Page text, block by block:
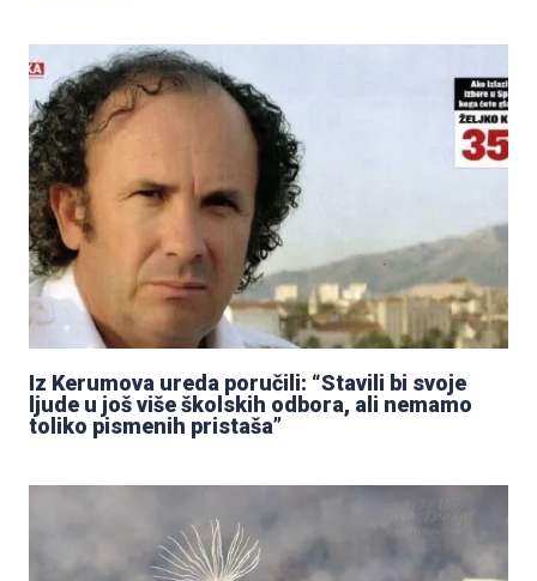
Iz Kerumova ureda poručili: “Stavili bi svoje
ljude u još više školskih odbora, ali nemamo
toliko pismenih pristaša”